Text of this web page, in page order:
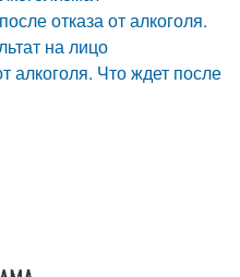
отказа от алкоголя.
на лицо
алкоголя. Что ждет после